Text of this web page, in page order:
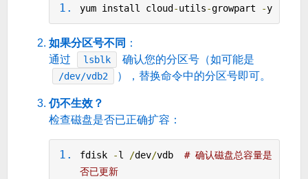
yum install cloud -utils-growpart -y
如果分区号不同 ：
通过
lsblk 确认您的分区号（如可能是
/dev/vdb2 ），替换命令中的分区号即可。
仍不生效？
检查磁盘是否已正确扩容：
fdisk -l /dev/vdb # 确认磁盘总容量是
否已更新